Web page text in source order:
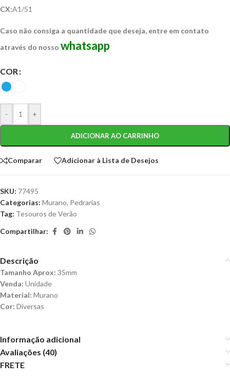
CX:A1/51
Caso não consiga a quantidade que deseja, entre em contato
através do nosso whatsapp
COR
- +
ADICIONAR AO CARRINHO
Comparar Adicionar à Lista de Desejos
SKU: 77495
Categorias: Murano, Pedrarias
Tag: Tesouros de Verão
Compartilhar:
Descrição
Tamanho Aprox: 35mm
Venda: Unidade
Material: Murano
Cor: Diversas
Informação adicional
Avaliações (40)
FRETE